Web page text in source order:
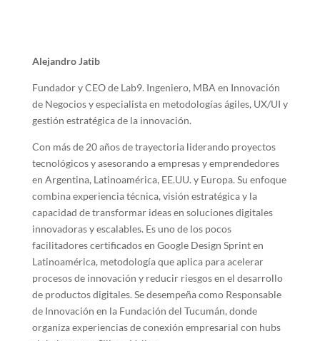
Alejandro Jatib
​Fundador y CEO de Lab9. Ingeniero, MBA en Innovación
de Negocios y especialista en metodologías ágiles, UX/UI y
gestión estratégica de la innovación.
Con más de 20 años de trayectoria liderando proyectos
tecnológicos y asesorando a empresas y emprendedores
en Argentina, Latinoamérica, EE.UU. y Europa. Su enfoque
combina experiencia técnica, visión estratégica y la
capacidad de transformar ideas en soluciones digitales
innovadoras y escalables. Es uno de los pocos
facilitadores certificados en Google Design Sprint en
Latinoamérica, metodología que aplica para acelerar
procesos de innovación y reducir riesgos en el desarrollo
de productos digitales. Se desempeña como Responsable
de Innovación en la Fundación del Tucumán, donde
organiza experiencias de conexión empresarial con hubs